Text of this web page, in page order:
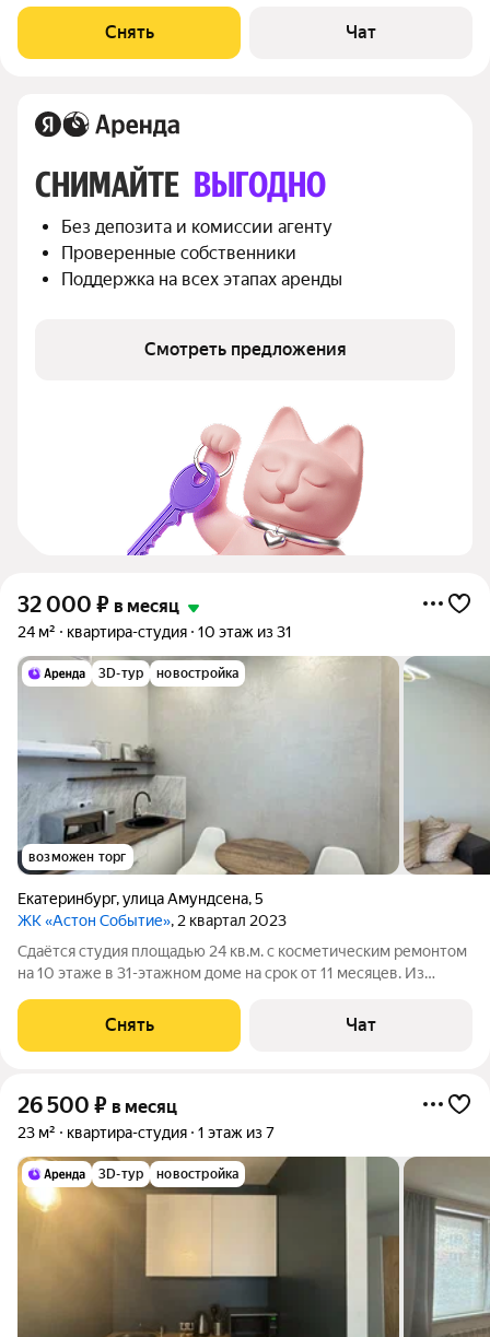
Микроволновка Дом - монолитный, окна выходят на улицу. В
подъезде 4 лифта -
Снять Чат
СНИМАЙТЕ ВЫГОДНО
Без депозита и комиссии агенту
Проверенные собственники
Поддержка на всех этапах аренды
Смотреть предложения
32 000 ₽ в месяц
24 м² квартира-студия 10 этаж из 31
3D-тур новостройка
возможен торг
Екатеринбург,улица Амундсена,5
ЖК «Астон Событие», 2 квартал 2023
Сдаётся студия площадью 24 кв.м. с косметическим ремонтом
на 10 этаже в 31-этажном доме на срок от 11 месяцев. Из
Микроволновка Пылесос Дом - монолитный, окна выходят во
двор. Есть консьерж. В подъезде
Снять Чат
26 500 ₽ в месяц
23 м² квартира-студия 1 этаж из 7
3D-тур новостройка